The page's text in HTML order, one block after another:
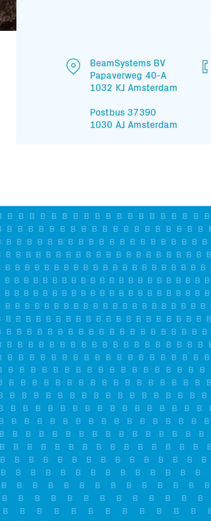
BeamSystems BV
Papaverweg 40-A
1032 KJ Amsterdam
Postbus 37390
1030 AJ Amsterdam